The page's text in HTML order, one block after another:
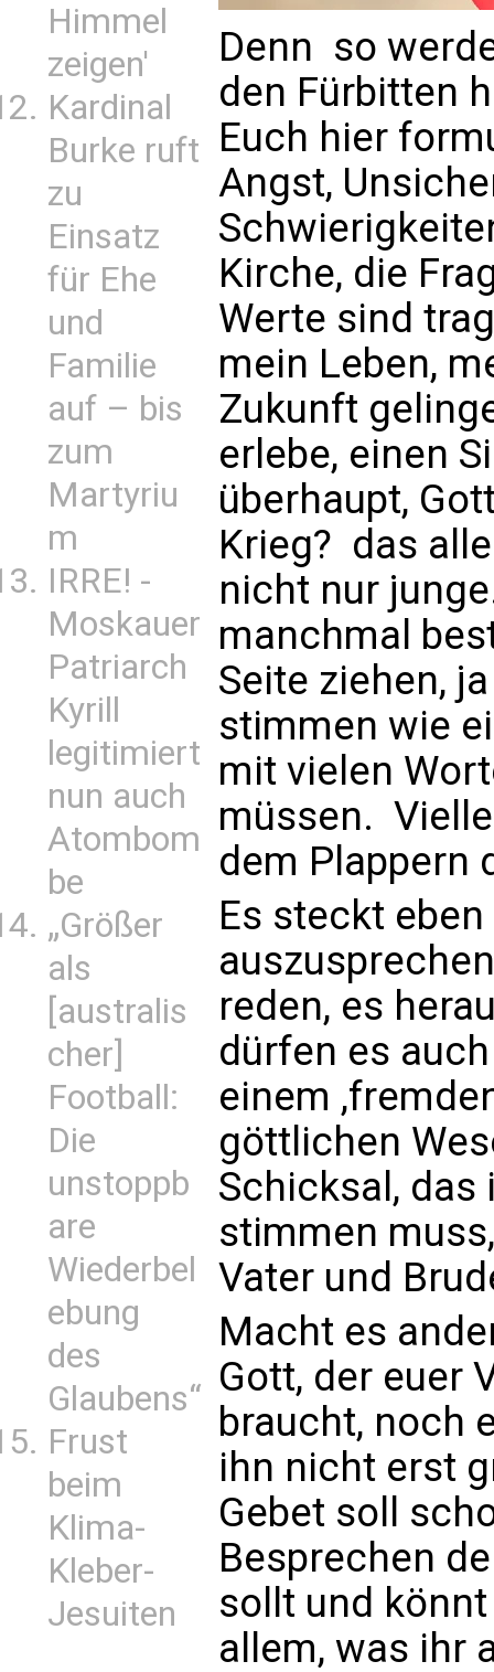
Himmel
zeigen'
Kardinal
Burke ruft
zu
Einsatz
für Ehe
und
Familie
auf – bis
zum
Martyriu
m
IRRE! -
Moskauer
Patriarch
Kyrill
legitimiert
nun auch
Atombom
be
„Größer
als
[australis
cher]
Football:
Die
unstoppb
are
Wiederbel
ebung
des
Glaubens“
Frust
beim
Klima-
Kleber-
Jesuiten
Denn  so
den Fürbitten
Euch hier
Angst,
Kirche, die
Werte sind
mein Leben,
Zukunft
erlebe, einen
überhaupt,
Krieg?  das
nicht nur
manchmal
Seite ziehen,
stimmen wie
mit vielen
müssen. 
dem Plappern
Es steckt
reden, es
dürfen es
einem
göttlichen
Schicksal,
stimmen
Vater und
Macht es
Gott, der euer
braucht, noch
ihn nicht erst
Gebet soll
Besprechen
sollt und
allem, was ihr